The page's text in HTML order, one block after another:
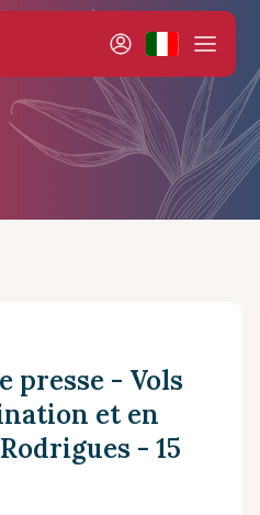
presse - Vols
et en
- 15